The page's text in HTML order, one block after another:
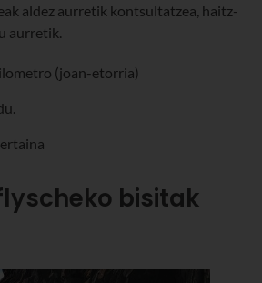
aldez aurretik kontsultatzea, haitz-
aurretik.
(joan-etorria)
bisitak